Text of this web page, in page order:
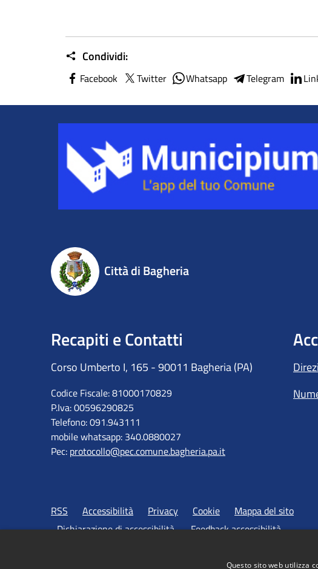
Condividi:
Facebook Twitter Whatsapp Telegram
Città di Bagheria
Recapiti e Contatti
Corso Umberto I, 165 - 90011 Bagheria (PA)
Codice Fiscale: 81000170829
P.Iva: 00596290825
Telefono: 091.943111
mobile whatsapp: 340.0880027
Pec: protocollo@pec.comune.bagheria.pa.it
RSS Accessibilità Privacy Cookie
Mappa del sito
Dichiarazione di accessibilità
Feedback accessibilità
Questo sito web utilizza